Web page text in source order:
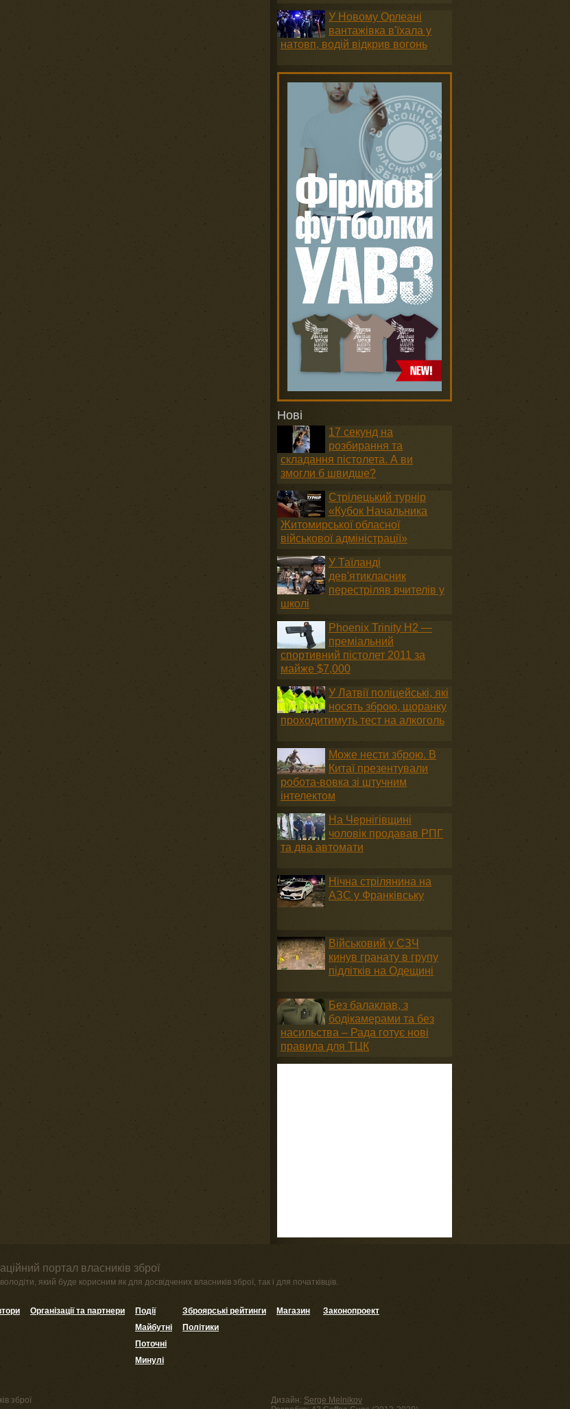
У Новому Орлеані
вантажівка в'їхала у
натовп, водій відкрив вогонь
Нові
17 секунд на
розбирання та
складання пістолета. А ви
змогли б швидше?
Стрілецький турнір
«Кубок Начальника
Житомирської обласної
військової адміністрації»
У Таїланді
дев'ятикласник
перестріляв вчителів у
школі
Phoenix Trinity H2 —
преміальний
спортивний пістолет 2011 за
майже $7,000
У Латвії поліцейські, які
носять зброю, щоранку
проходитимуть тест на алкоголь
Може нести зброю. В
Китаї презентували
робота-вовка зі штучним
інтелектом
На Чернігівщині
чоловік продавав РПГ
та два автомати
Нічна стрілянина на
АЗС у Франківську
Військовий у СЗЧ
кинув гранату в групу
підлітків на Одещині
Без балаклав, з
бодікамерами та без
насильства – Рада готує нові
правила для ТЦК
портал власників зброї
який буде корисним як для досвідчених власників зброї, так і для початківців.
Організації та партнери
Події
Майбутні
Поточні
Минулі
Зброярські рейтинги
Політики
Магазин Законопроект
зброї
Дизайн: Serge Melnikov